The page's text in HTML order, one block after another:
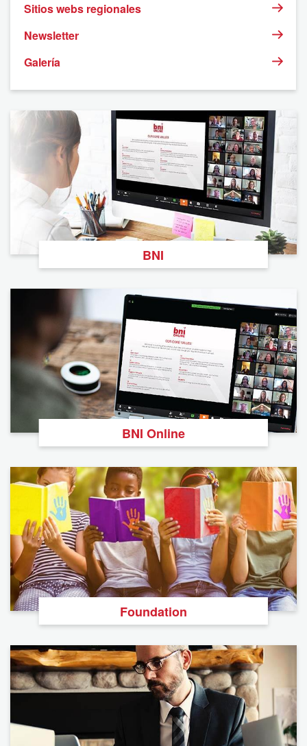
Sitios webs regionales
Newsletter
Galería
BNI
BNI Online
Foundation